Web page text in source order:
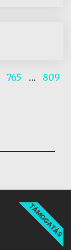
765 …
809
TÁMOGATÁS